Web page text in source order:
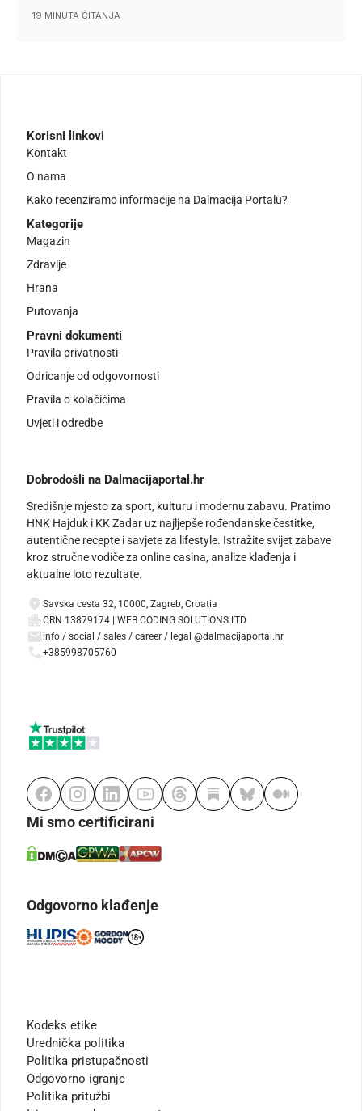
19 MINUTA ČITANJA
Korisni linkovi
Kontakt
O nama
Kako recenziramo informacije na Dalmacija Portalu?
Kategorije
Magazin
Zdravlje
Hrana
Putovanja
Pravni dokumenti
Pravila privatnosti
Odricanje od odgovornosti
Pravila o kolačićima
Uvjeti i odredbe
Dobrodošli na Dalmacijaportal.hr
Središnje mjesto za sport, kulturu i modernu zabavu. Pratimo
HNK Hajduk i KK Zadar uz najljepše rođendanske čestitke,
autentične recepte i savjete za lifestyle. Istražite svijet zabave
kroz stručne vodiče za online casina, analize klađenja i
aktualne loto rezultate.
Savska cesta 32, 10000, Zagreb, Croatia
CRN 13879174 | WEB CODING SOLUTIONS LTD
info / social / sales / career / legal @dalmacijaportal.hr
+385998705760
Mi smo certificirani
Odgovorno klađenje
Kodeks etike
Urednička politika
Politika pristupačnosti
Odgovorno igranje
Politika pritužbi